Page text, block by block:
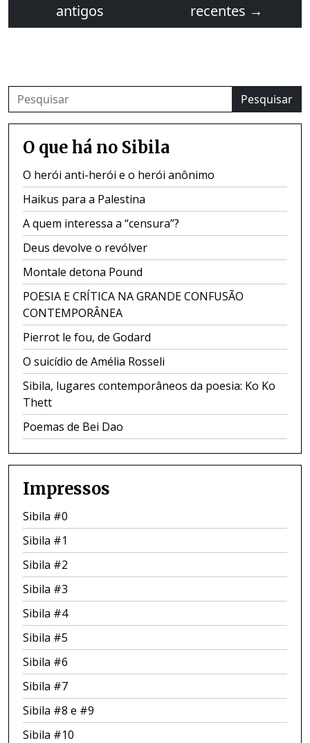
antigos
recentes →
Pesquisar
O que há no Sibila
O herói anti-herói e o herói anônimo
Haikus para a Palestina
A quem interessa a “censura”?
Deus devolve o revólver
Montale detona Pound
POESIA E CRÍTICA NA GRANDE CONFUSÃO
CONTEMPORÂNEA
Pierrot le fou, de Godard
O suicídio de Amélia Rosseli
Sibila, lugares contemporâneos da poesia: Ko Ko
Thett
Poemas de Bei Dao
Impressos
Sibila #0
Sibila #1
Sibila #2
Sibila #3
Sibila #4
Sibila #5
Sibila #6
Sibila #7
Sibila #8 e #9
Sibila #10